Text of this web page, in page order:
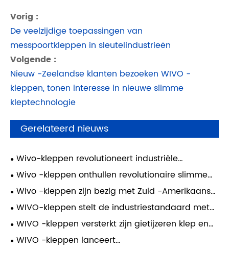
Vorig :
De veelzijdige toepassingen van
messpoortkleppen in sleutelindustrieën
Volgende :
Nieuw -Zeelandse klanten bezoeken WIVO -
kleppen, tonen interesse in nieuwe slimme
kleptechnologie
Gerelateerd nieuws
Wivo-kleppen revolutioneert industriële
veiligheid met AI-aangedreven slimme kleppen
Wivo -kleppen onthullen revolutionaire slimme
kleptechnologie om de wereldwijde
energietransitie te versnellen
Wivo -kleppen zijn bezig met Zuid -Amerikaanse
klanten bij Canton Fair, potentiële klepaanbods
samenwerking in uitvoering
WIVO-kleppen stelt de industriestandaard met
hoogwaardige, kosteneffectieve gietijzeren
mesgoortkleppen
WIVO -kleppen versterkt zijn gietijzeren klep en
terugslagklepproductlijn, die de markt voor
industriële stroomcontrole leidt in 2025
WIVO -kleppen lanceert